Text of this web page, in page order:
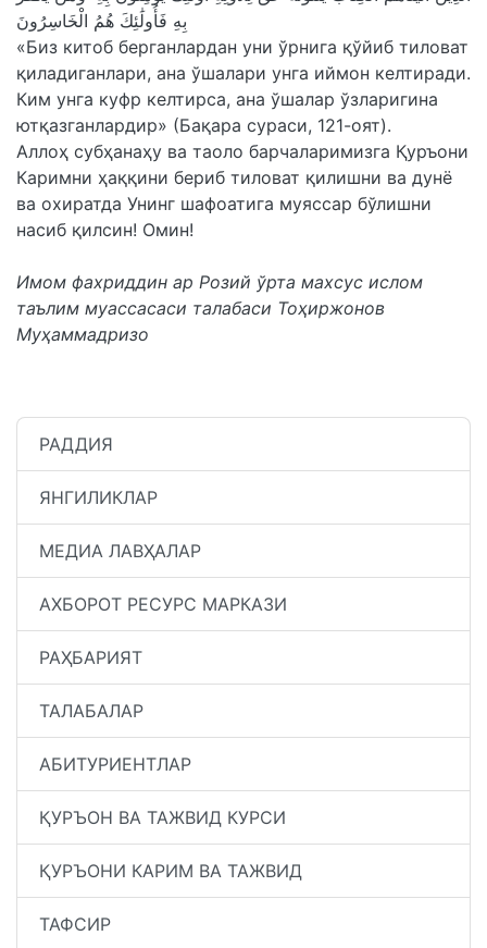
بِهِ فَأُولَٰئِكَ هُمُ الْخَاسِرُونَ
«Биз китоб берганлардан уни ўрнига қўйиб тиловат
қиладиганлари, ана ўшалари унга иймон келтиради.
Ким унга куфр келтирса, ана ўшалар ўзларигина
ютқазганлардир» (Бақара сураси, 121-оят).
Аллоҳ субҳанаҳу ва таоло барчаларимизга Қуръони
Каримни ҳаққини бериб тиловат қилишни ва дунё
ва охиратда Унинг шафоатига муяссар бўлишни
насиб қилсин! Омин!
Имом фахриддин ар Розий ўрта махсус ислом
таълим муассасаси талабаси Тоҳиржонов
Муҳаммадризо
РАДДИЯ
ЯНГИЛИКЛАР
МЕДИА ЛАВҲАЛАР
АХБОРОТ РЕСУРС МАРКАЗИ
РАҲБАРИЯТ
ТАЛАБАЛАР
АБИТУРИЕНТЛАР
ҚУРЪОН ВА ТАЖВИД КУРСИ
ҚУРЪОНИ КАРИМ ВА ТАЖВИД
ТАФСИР